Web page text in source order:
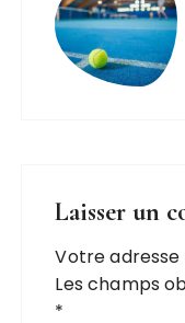
Laisser un
Votre
Les champs
*